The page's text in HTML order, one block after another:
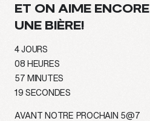
BLOGUE
info@treize.pro
438-940-2500
ET ON AIME
UNE BIÈRE!
4 JOURS
08 HEURES
57 MINUTES
19 SECONDES
AVANT NOTRE PROCHAIN 5@7